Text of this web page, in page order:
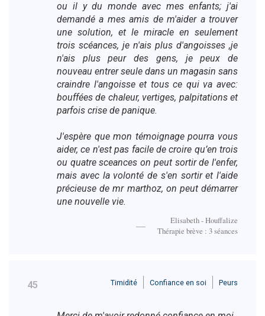
ou il y du monde avec mes enfants; j'ai
demandé a mes amis de m'aider a trouver
une solution, et le miracle en seulement
trois scéances, je n'ais plus d'angoisses ,je
n'ais plus peur des gens, je peux de
nouveau entrer seule dans un magasin sans
craindre l'angoisse et tous ce qui va avec:
bouffées de chaleur, vertiges, palpitations et
parfois crise de panique.
J'espère que mon témoignage pourra vous
aider, ce n'est pas facile de croire qu’en trois
ou quatre sceances on peut sortir de l'enfer,
mais avec la volonté de s'en sortir et l'aide
précieuse de mr marthoz, on peut démarrer
une nouvelle vie.
Elisabeth - Houffalize
Thérapie brève : 3 séances
45 Timidité Confiance en soi Peurs